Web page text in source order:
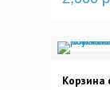
Корзина